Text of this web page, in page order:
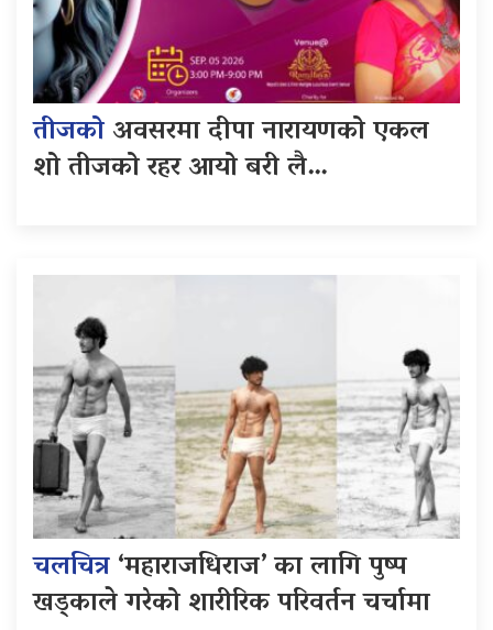
तीजकोअवसरमा दीपा नारायणको एकल
शो तीजको रहर आयो बरी लै…
चलचित्र‘महाराजधिराज’ का लागि पुष्प
खड्काले गरेको शारीरिक परिवर्तन चर्चामा